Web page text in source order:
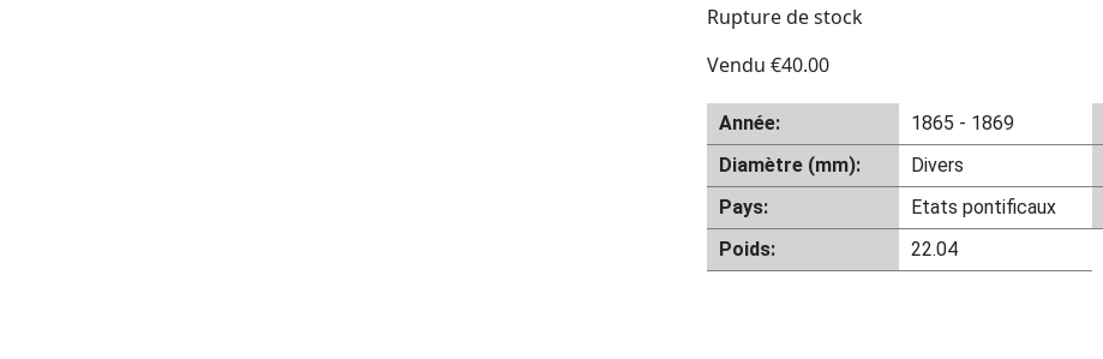
Rupture de stock
Vendu €40.00
Année: 1865 - 1869
Diamètre (mm):
Divers
Pays:
Etats pontificaux
Poids:
22.04